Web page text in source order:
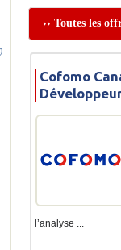
›› Toutes les
Cofomo
l’analyse ...